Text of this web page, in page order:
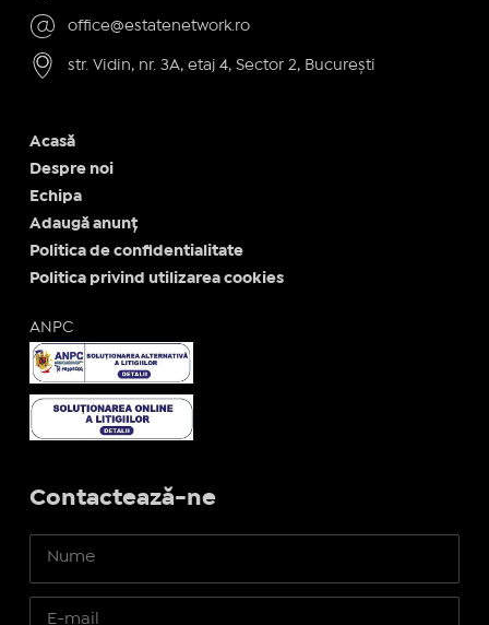
office@estatenetwork.ro
str. Vidin, nr. 3A, etaj 4, Sector 2, București
Acasă
Despre noi
Echipa
Adaugă anunț
Politica de confidentialitate
Politica privind utilizarea cookies
ANPC
Contactează-ne